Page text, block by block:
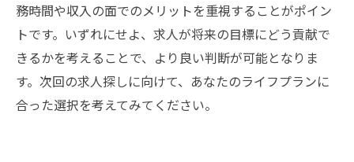
務時間や収入の面でのメリットを重視することがポイン
トです。いずれにせよ、求人が将来の目標にどう貢献で
きるかを考えることで、より良い判断が可能となりま
す。次回の求人探しに向けて、あなたのライフプランに
合った選択を考えてみてください。